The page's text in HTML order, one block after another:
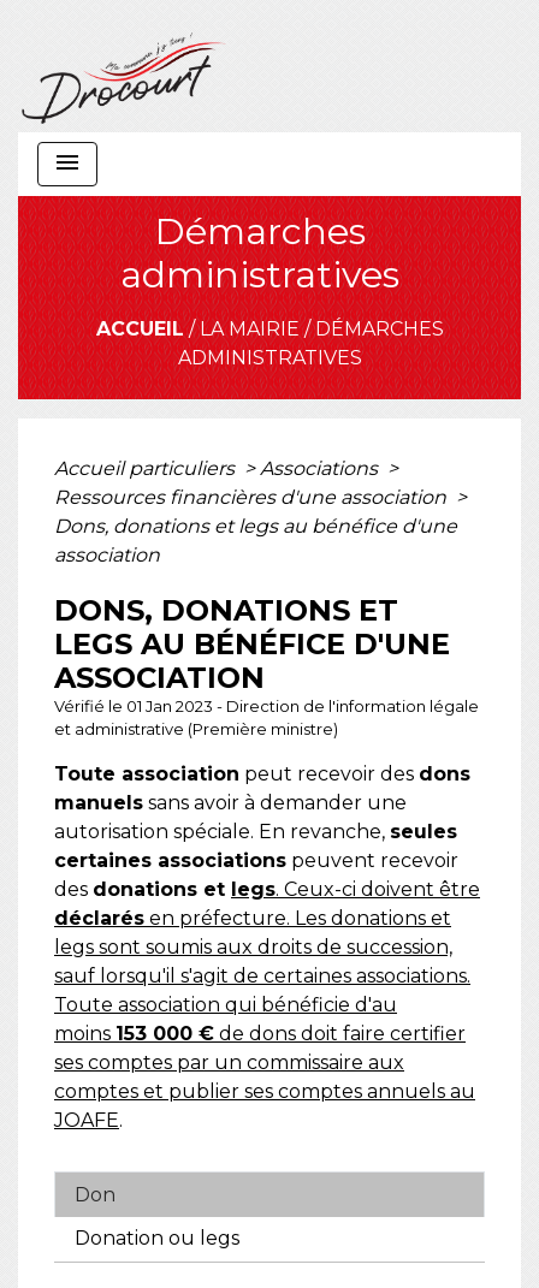
menu
Démarches
administratives
ACCUEIL/LA MAIRIE/DÉMARCHES
ADMINISTRATIVES
Accueil particuliers > Associations >
Ressources financières d'une association >
Dons, donations et legs au bénéfice d'une
association
DONS, DONATIONS ET
LEGS AU BÉNÉFICE D'UNE
ASSOCIATION
Vérifié le 01 Jan 2023 - Direction de l'information légale
et administrative (Première ministre)
Toute association peut recevoir des dons
manuels sans avoir à demander une
autorisation spéciale. En revanche, seules
certaines associations peuvent recevoir
des donations et legs. Ceux-ci doivent être
déclarés en préfecture. Les donations et
legs sont soumis aux droits de succession,
sauf lorsqu'il s'agit de certaines associations.
Toute association qui bénéficie d'au
moins 153 000 € de dons doit faire certifier
ses comptes par un commissaire aux
comptes et publier ses comptes annuels au
JOAFE.
Don
Donation ou legs